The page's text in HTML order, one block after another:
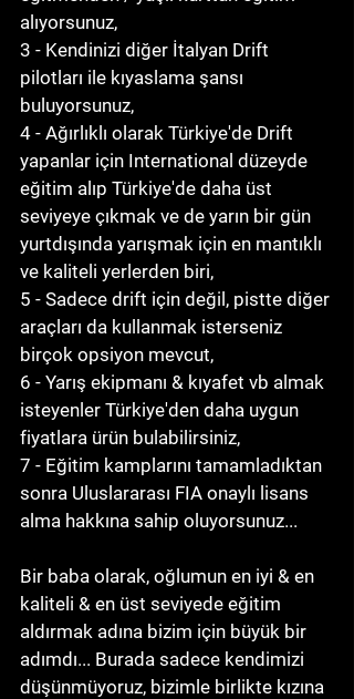
alıyorsunuz,
3 - Kendinizi diğer İtalyan Drift
pilotları ile kıyaslama şansı
buluyorsunuz,
4 - Ağırlıklı olarak Türkiye'de Drift
yapanlar için International düzeyde
eğitim alıp Türkiye'de daha üst
seviyeye çıkmak ve de yarın bir gün
yurtdışında yarışmak için en mantıklı
ve kaliteli yerlerden biri,
5 - Sadece drift için değil, pistte diğer
araçları da kullanmak isterseniz
birçok opsiyon mevcut,
6 - Yarış ekipmanı & kıyafet vb almak
isteyenler Türkiye'den daha uygun
fiyatlara ürün bulabilirsiniz,
7 - Eğitim kamplarını tamamladıktan
sonra Uluslararası FIA onaylı lisans
alma hakkına sahip oluyorsunuz...
Bir baba olarak, oğlumun en iyi & en
kaliteli & en üst seviyede eğitim
aldırmak adına bizim için büyük bir
adımdı... Burada sadece kendimizi
düşünmüyoruz, bizimle birlikte kızına